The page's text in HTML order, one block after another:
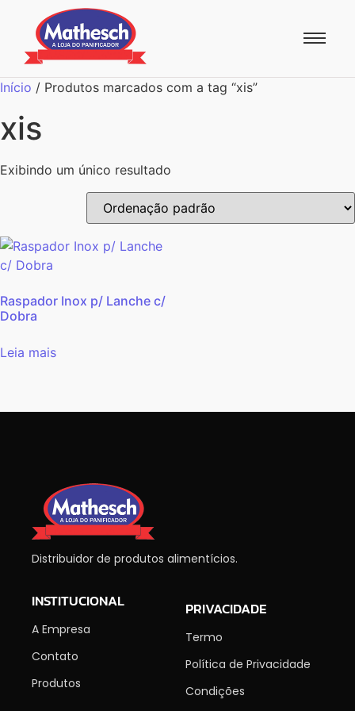
Início / Produtos marcados com a tag “xis”
xis
Exibindo um único resultado
Raspador Inox p/ Lanche c/
Dobra
Leia mais
Distribuidor de produtos alimentícios.
INSTITUCIONAL
A Empresa
Contato
Produtos
PRIVACIDADE
Termo
Política de Privacidade
Condições